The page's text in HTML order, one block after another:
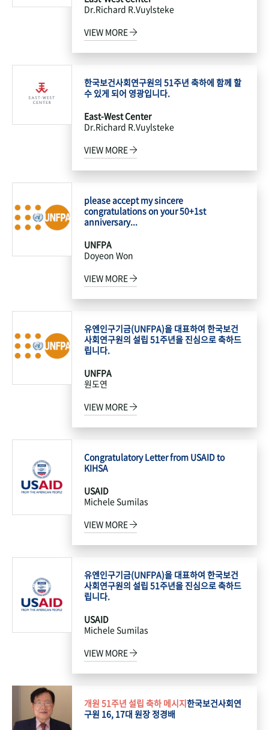
Dr.Richard R.Vuylsteke
VIEW MORE
한국보건사회연구원의 51주년 축하에 함께 할
수 있게 되어 영광입니다.
East-West Center
Dr.Richard R.Vuylsteke
VIEW MORE
please accept my sincere
congratulations on your 50+1st
anniversary...
UNFPA
Doyeon Won
VIEW MORE
유엔인구기금(UNFPA)을 대표하여 한국보건
사회연구원의 설립 51주년을 진심으로 축하드
립니다.
UNFPA
원도연
VIEW MORE
Congratulatory Letter from USAID to
KIHSA
USAID
Michele Sumilas
VIEW MORE
유엔인구기금(UNFPA)을 대표하여 한국보건
사회연구원의 설립 51주년을 진심으로 축하드
립니다.
USAID
Michele Sumilas
VIEW MORE
개원 51주년 설립 축하 메시지한국보건사회연
구원 16, 17대 원장 정경배